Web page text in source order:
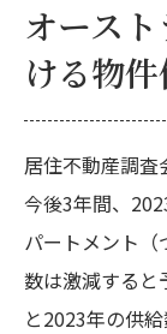
オース
ける物
居住不動産調査
今後3年間、
パートメント（
数は激減すると
と2023年の供